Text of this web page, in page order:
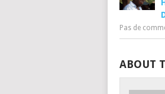
Pas de
ABOUT